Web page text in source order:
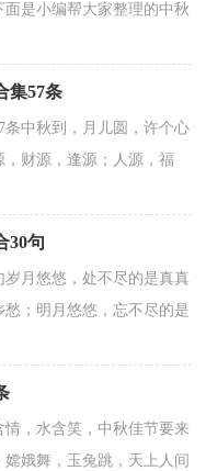
是小编帮大家整理的中秋
望可以帮助到...
集57条
条中秋到，月儿圆，许个心
财源，逢源；人源，福
中秋节快乐！以下是小编
30句
岁月悠悠，处不尽的是真真
；明月悠悠，忘不尽的是
问候！朋友，中秋快乐...
情，水含笑，中秋佳节要来
娥舞，玉兔跳，天上人间